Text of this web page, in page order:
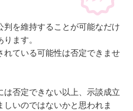
を維持することが可能なだけ
ます。
れている可能性は否定できませ
否定できない以上、示談成立
いのではないかと思われま